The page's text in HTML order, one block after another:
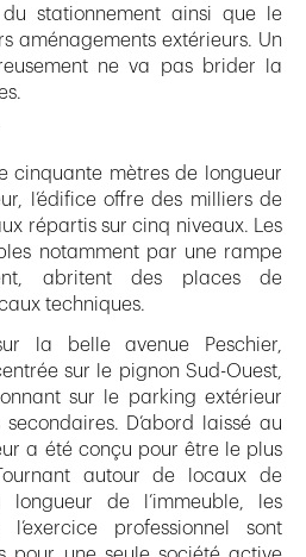
du stationnement ainsi que le
aménagements extérieurs. Un
ne va pas brider la
cinquante mètres de longueur
l’édifice offre des milliers de
répartis sur cinq niveaux. Les
notamment par une rampe
abritent des places de
techniques.
la belle avenue Peschier,
sur le pignon Sud-Ouest,
sur le parking extérieur
D’abord laissé au
a été conçu pour être le plus
autour de locaux de
de l’immeuble, les
professionnel sont